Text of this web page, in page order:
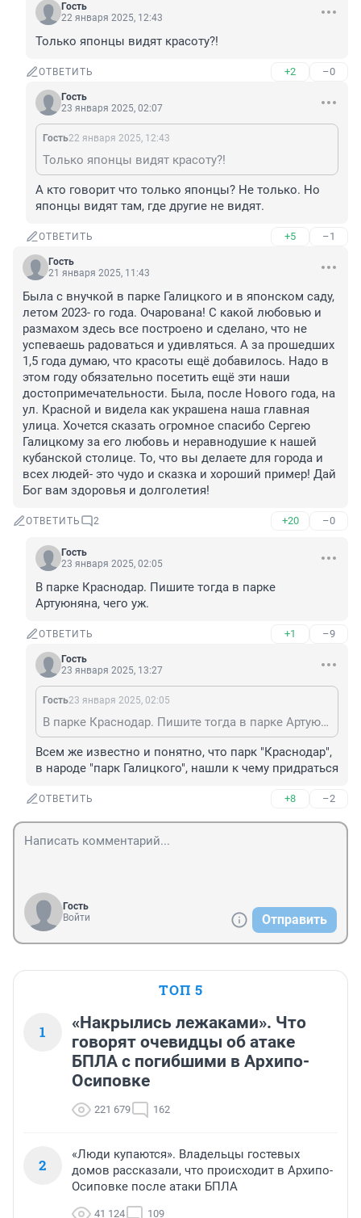
Гость
22 января 2025, 12:43
Только японцы видят красоту?!
ОТВЕТИТЬ +2 –0
Гость
23 января 2025, 02:07
Гость22 января 2025, 12:43
Только японцы видят красоту?!
А кто говорит что только японцы? Не только. Но
японцы видят там, где другие не видят.
ОТВЕТИТЬ +5 –1
Гость
21 января 2025, 11:43
Была с внучкой в парке Галицкого и в японском саду,
летом 2023- го года. Очарована! С какой любовью и
размахом здесь все построено и сделано, что не
успеваешь радоваться и удивляться. А за прошедших
1,5 года думаю, что красоты ещё добавилось. Надо в
этом году обязательно посетить ещё эти наши
достопримечательности. Была, после Нового года, на
ул. Красной и видела как украшена наша главная
улица. Хочется сказать огромное спасибо Сергею
Галицкому за его любовь и неравнодушие к нашей
кубанской столице. То, что вы делаете для города и
всех людей- это чудо и сказка и хороший пример! Дай
Бог вам здоровья и долголетия!
ОТВЕТИТЬ 2 +20 –0
Гость
23 января 2025, 02:05
В парке Краснодар. Пишите тогда в парке
Артуюняна, чего уж.
ОТВЕТИТЬ +1 –9
Гость
23 января 2025, 13:27
Гость23 января 2025, 02:05
В парке Краснодар. Пишите тогда в парке Артуюняна, чего уж.
Всем же известно и понятно, что парк "Краснодар",
в народе "парк Галицкого", нашли к чему придраться
ОТВЕТИТЬ +8 –2
Гость
Войти
Отправить
ТОП 5
1
«Накрылись лежаками». Что
говорят очевидцы об атаке
БПЛА с погибшими в Архипо-
Осиповке
221 679 162
2
«Люди купаются». Владельцы гостевых
домов рассказали, что происходит в Архипо-
Осиповке после атаки БПЛА
41 124 109